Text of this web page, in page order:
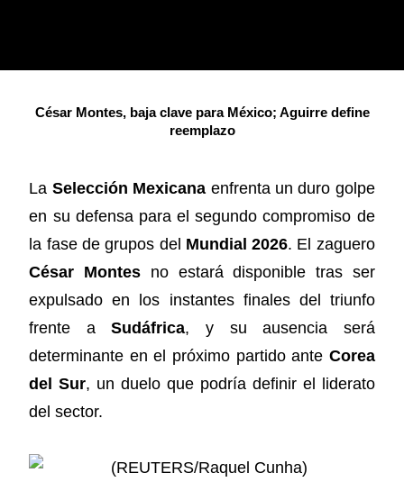
César Montes, baja clave para México; Aguirre define
reemplazo
La Selección Mexicana enfrenta un duro golpe
en su defensa para el segundo compromiso de
la fase de grupos del Mundial 2026. El zaguero
César Montes no estará disponible tras ser
expulsado en los instantes finales del triunfo
frente aSudáfrica, y su ausencia será
determinante en el próximo partido ante Corea
del Sur, un duelo que podría definir el liderato
del sector.